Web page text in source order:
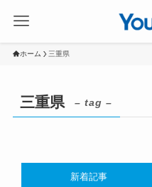
ホーム 三重県
三重県 – tag –
新着記事